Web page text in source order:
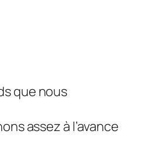
que nous
assez à l’avance